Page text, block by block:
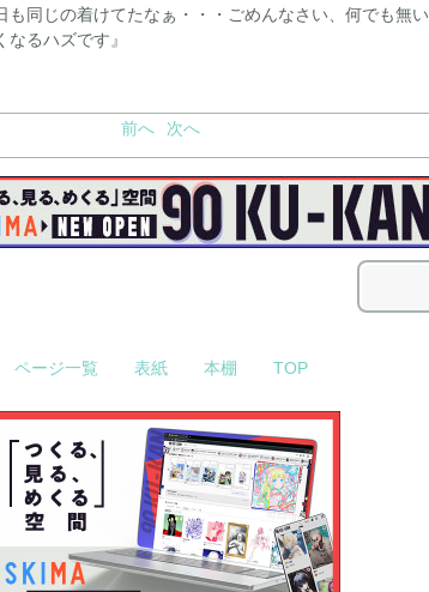
も同じの着けてたなぁ・・・ごめんなさい、何でも無
るハズです』
前へ 次へ
ページ一覧 表紙 本棚 TOP